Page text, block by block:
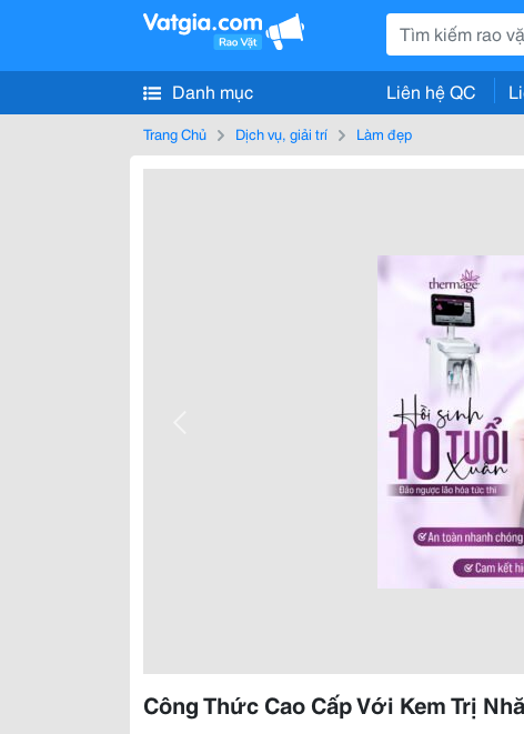
Danh mục Liên hệ QC
Trang Chủ Dịch vụ, giải trí Làm đẹp
Công Thức Cao Cấp Với Kem Trị